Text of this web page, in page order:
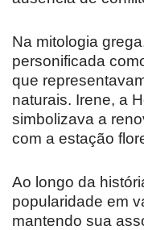
Na mitologia
personificada
que
naturais. Irene, a
simbolizava a
com a estação
Ao longo da
popularidade em
mantendo sua